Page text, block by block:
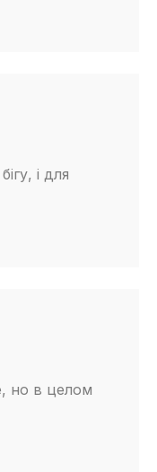
і для
но в целом